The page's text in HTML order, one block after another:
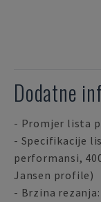
Dodatne
- Promjer lista
- Specifikacije
performansi,
Jansen profile)
- Brzina